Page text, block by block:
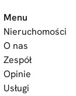
Menu
Nieruchomości
O nas
Zespół
Opinie
Usługi